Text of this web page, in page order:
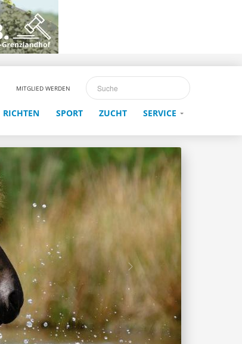
MITGLIED WERDEN
RICHTEN SPORT ZUCHT SERVICE